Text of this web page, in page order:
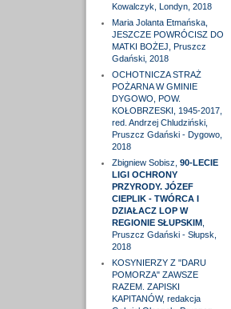
Kowalczyk, Londyn, 2018
Maria Jolanta Etmańska,
JESZCZE POWRÓCISZ DO
MATKI BOŻEJ, Pruszcz
Gdański, 2018
OCHOTNICZA STRAŻ
POŻARNA W GMINIE
DYGOWO, POW.
KOŁOBRZESKI, 1945-2017,
red. Andrzej Chludziński,
Pruszcz Gdański - Dygowo,
2018
Zbigniew Sobisz, 90-LECIE
LIGI OCHRONY
PRZYRODY. JÓZEF
CIEPLIK - TWÓRCA I
DZIAŁACZ LOP W
REGIONIE SŁUPSKIM,
Pruszcz Gdański - Słupsk,
2018
KOSYNIERZY Z "DARU
POMORZA" ZAWSZE
RAZEM. ZAPISKI
KAPITANÓW, redakcja